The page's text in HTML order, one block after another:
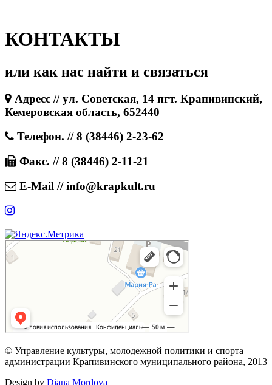
КОНТАКТЫ
или как нас найти и связаться
Адресс // ул. Советская, 14 пгт. Крапивинский,
Кемеровская область, 652440
Телефон. // 8 (38446) 2-23-62
Факс. // 8 (38446) 2-11-21
E-Mail // info@krapkult.ru
© Управление культуры, молодежной политики и спорта
администрации Крапивинского муниципального района, 2013
Design by Diana Mordova